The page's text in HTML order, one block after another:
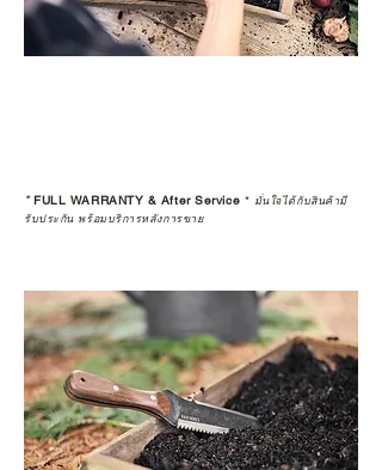
*FULL WARRANTY & After Service * มั่นใจได้กับสินค้ามี
รับประกัน พร้อมบริการหลังการขาย